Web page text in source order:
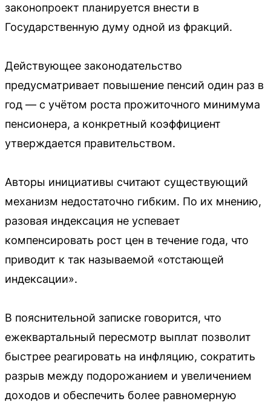
законопроект планируется внести в
Государственную думу одной из фракций.
Действующее законодательство
предусматривает повышение пенсий один раз в
год — с учётом роста прожиточного минимума
пенсионера, а конкретный коэффициент
утверждается правительством.
Авторы инициативы считают существующий
механизм недостаточно гибким. По их мнению,
разовая индексация не успевает
компенсировать рост цен в течение года, что
приводит к так называемой «отстающей
индексации».
В пояснительной записке говорится, что
ежеквартальный пересмотр выплат позволит
быстрее реагировать на инфляцию, сократить
разрыв между подорожанием и увеличением
доходов и обеспечить более равномерную